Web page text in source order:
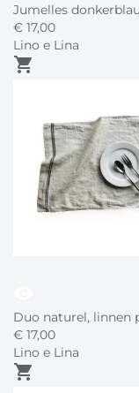
Jumelles
€ 17,00
Lino e Lina
shopping_cart
Duo naturel, linnen
€ 17,00
Lino e Lina
shopping_cart